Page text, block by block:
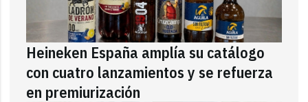
Heineken España amplía su catálogo
con cuatro lanzamientos y se refuerza
en premiurización